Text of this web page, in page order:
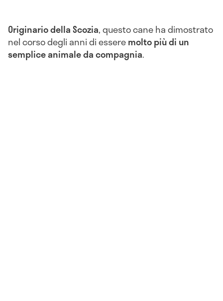
Originario della Scozia, questo cane ha dimostrato
nel corso degli anni di esseremolto più di un
semplice animale da compagnia.